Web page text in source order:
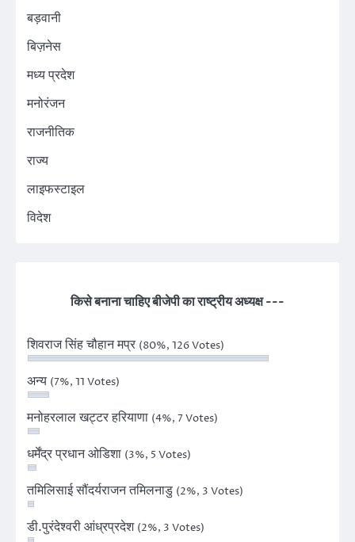
बड़वानी
बिज़नेस
मध्य प्रदेश
मनोरंजन
राजनीतिक
राज्य
लाइफस्टाइल
विदेश
किसे बनाना चाहिए बीजेपी का राष्ट्रीय अध्यक्ष ---
शिवराज सिंह चौहान मप्र (80%, 126 Votes)
अन्य (7%, 11 Votes)
मनोहरलाल खट्टर हरियाणा (4%, 7 Votes)
धर्मेंद्र प्रधान ओडिशा (3%, 5 Votes)
तमिलिसाई सौंदर्यराजन तमिलनाडु (2%, 3 Votes)
डी.पुरंदेश्वरी आंध्रप्रदेश (2%, 3 Votes)